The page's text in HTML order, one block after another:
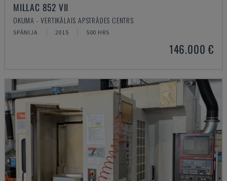
MILLAC 852 VII
OKUMA - VERTIKĀLAIS APSTRĀDES CENTRS
SPĀNIJA 2015 500 HRS
146.000 €